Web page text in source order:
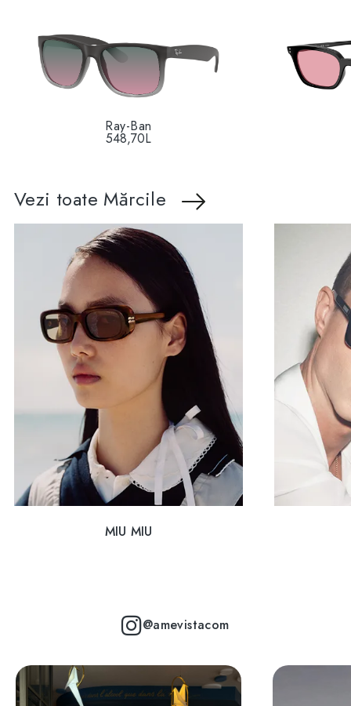
Ray-Ban
548,70L
Vezi toate Mărcile
MIU MIU
@amevistacom